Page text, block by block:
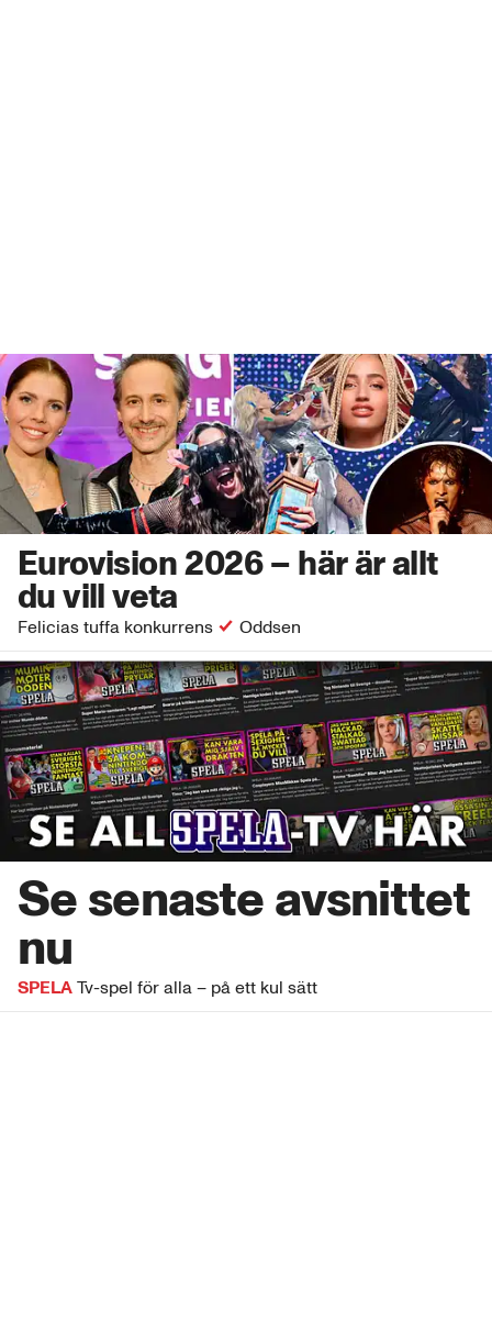
Eurovision 2026 – här är allt
du vill veta
Felicias tuffa konkurrens Oddsen
Se senaste avsnittet
nu
SPELA Tv-spel för alla – på ett kul sätt